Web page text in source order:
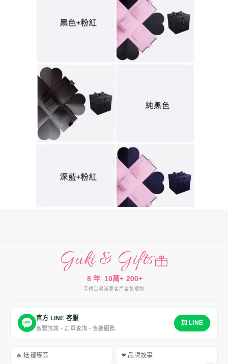
Guki & Gifts
8 年
深耕台灣
10萬+
滿意客戶
200+
客製禮物
官方 LINE 客服
客製諮詢・訂單查詢・售後服務
加 LINE
🔥 送禮專區 ❤ 品牌故事